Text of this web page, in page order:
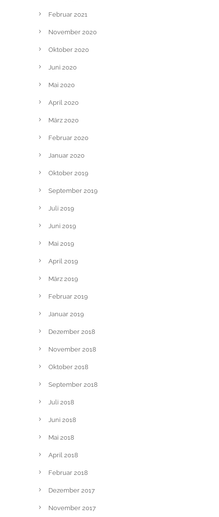
Februar 2021
November 2020
Oktober 2020
Juni 2020
Mai 2020
April 2020
März 2020
Februar 2020
Januar 2020
Oktober 2019
September 2019
Juli 2019
Juni 2019
Mai 2019
April 2019
März 2019
Februar 2019
Januar 2019
Dezember 2018
November 2018
Oktober 2018
September 2018
Juli 2018
Juni 2018
Mai 2018
April 2018
Februar 2018
Dezember 2017
November 2017